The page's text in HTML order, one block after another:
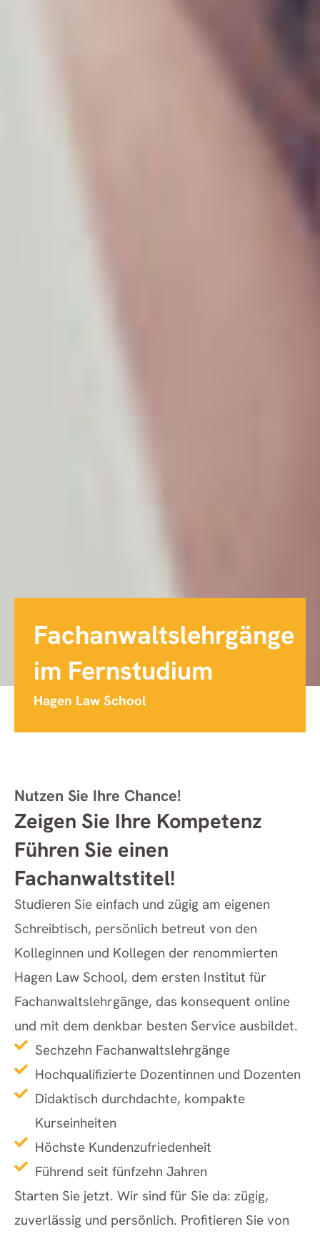
Fachanwaltslehrgänge
im Fernstudium
Hagen Law School
Nutzen Sie Ihre Chance!
Zeigen Sie Ihre Kompetenz
Führen Sie einen
Fachanwaltstitel!
Studieren Sie einfach und zügig am eigenen
Schreibtisch, persönlich betreut von den
Kolleginnen und Kollegen der renommierten
Hagen Law School, dem ersten Institut für
Fachanwaltslehrgänge, das konsequent online
und mit dem denkbar besten Service ausbildet.
Sechzehn Fachanwaltslehrgänge
Hochqualifizierte Dozentinnen und Dozenten
Didaktisch durchdachte, kompakte
Kurseinheiten
Höchste Kundenzufriedenheit
Führend seit fünfzehn Jahren
Starten Sie jetzt. Wir sind für Sie da: zügig,
zuverlässig und persönlich. Profitieren Sie von